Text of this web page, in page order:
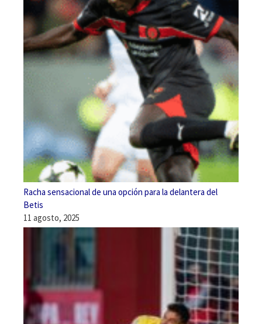
Racha sensacional de una opción para la delantera del
Betis
11 agosto, 2025